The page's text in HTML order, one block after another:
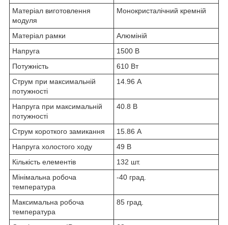
Матеріал виготовлення
модуля
Монокристалічний кремній
Матеріал рамки
Алюміній
Напруга
1500 В
Потужність
610 Вт
Струм при максимальній
потужності
14.96 А
Напруга при максимальній
потужності
40.8 В
Струм короткого замикання
15.86 А
Напруга холостого ходу
49 В
Кількість елементів
132 шт.
Мінімальна робоча
температура
-40 град.
Максимальна робоча
температура
85 град.